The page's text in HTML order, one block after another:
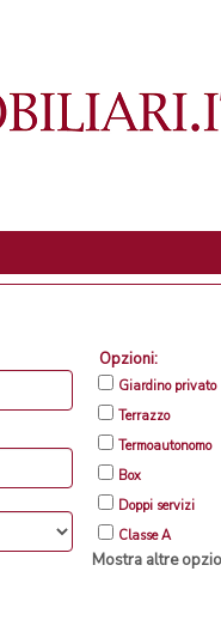
Opzioni:
Giardino privato
Terrazzo
Termoautonomo
Box
Doppi servizi
Classe A
Mostra altre